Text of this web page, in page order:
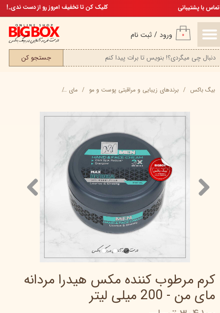
ورود / ثبت نام
حساب کاربری من
تغییر گذر واژه
سفارشات
خروج از حساب کاربری
۰
جستجو کن
تخفیف ویژه، برای مامان خوشگلمکلیک کن تا تخفیف امروز رو از دست ندی..! تماس با پشتیبانی
بیگ باکس برند‌های زیبایی و مراقبتی پوست و مو مای
کرم مرطوب کننده مکس هیدرا مردانه
مای من - 200 میلی لیتر